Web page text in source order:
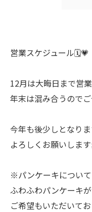
営業スケジュール🗓️💗
12月は大晦日まで営
年末は混み合うのでご
今年も後少しとなり
よろしくお願いしま
※パンケーキについ
ふわふわパンケーキ
ご希望もいただいて